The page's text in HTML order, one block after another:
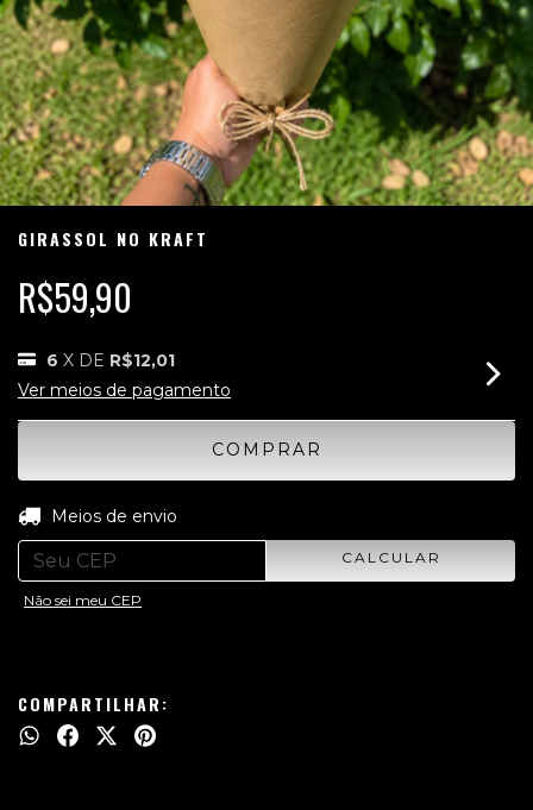
GIRASSOL NO KRAFT
R$59,90
6 X DE R$12,01
Ver meios de pagamento
Entregas para o CEP:
Meios de envio
CALCULAR
Não sei meu CEP
COMPARTILHAR: